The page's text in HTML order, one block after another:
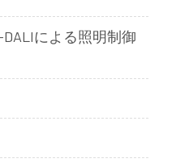
による照明制御